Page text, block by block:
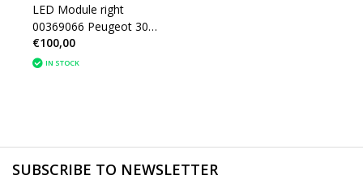
LED Module right
00369066 Peugeot 3008
P84E Valeo
€100,00
IN STOCK
SUBSCRIBE TO NEWSLETTER